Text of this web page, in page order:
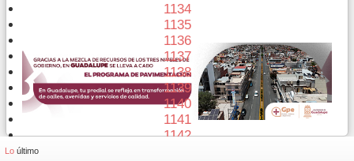
1134
1135
1136
1137
1138
1139
1140
1141
1142
Lo último